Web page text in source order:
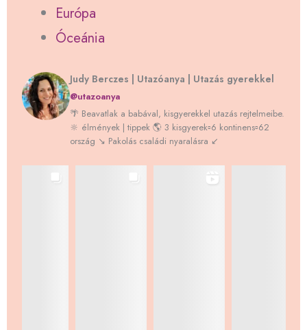
Európa
Óceánia
Judy Berczes | Utazóanya | Utazás gyerekkel
@utazoanya
🌴 Beavatlak a babával, kisgyerekkel utazás rejtelmeibe.
🔆 élmények | tippek 🌎 3 kisgyerek▫️6 kontinens▫️62
ország ↘️ Pakolás családi nyaralásra ↙️